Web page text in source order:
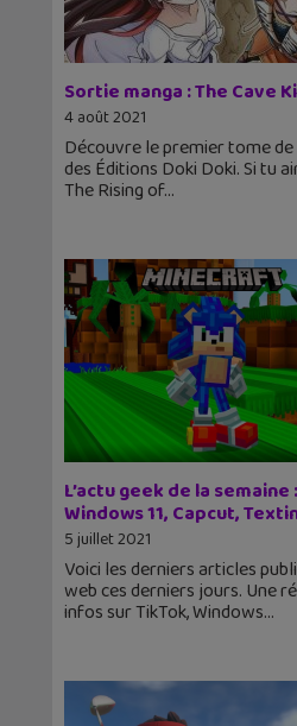
Sortie manga : The Cave
4 août 2021
Découvre le premier tome de
des Éditions Doki Doki. Si tu
The Rising of
L’actu geek de la semaine
Windows 11, Capcut,
5 juillet 2021
Voici les derniers articles
web ces derniers jours. Une
infos sur TikTok, Windows